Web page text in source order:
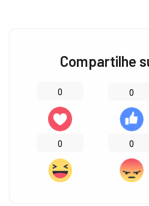
Compartilhe
0 0
0 0